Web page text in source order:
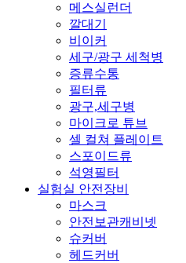
메스실런더
깔대기
비이커
세구/광구 세척병
증류수통
필터류
광구,세구병
마이크로 튜브
셀 컬쳐 플레이트
스포이드류
석영필터
실험실 안전장비
마스크
안전보관캐비넷
슈커버
헤드커버